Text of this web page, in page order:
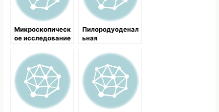
Микроскопическ
ое исследование
Пилородуоденал
ьная
кровоточащих
язв